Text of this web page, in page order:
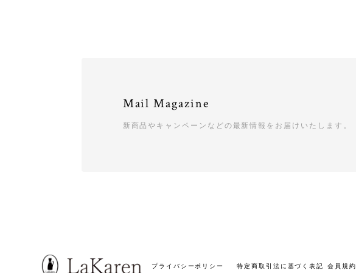
Mail Magazine
新商品やキャンペーンなどの最新情報をお届けいたします。
プライバシーポリシー 特定商取引法に基づく表記 会員規約